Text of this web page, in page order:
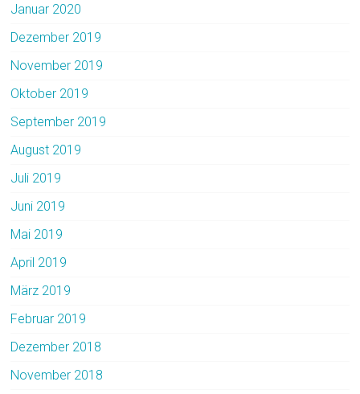
Januar 2020
Dezember 2019
November 2019
Oktober 2019
September 2019
August 2019
Juli 2019
Juni 2019
Mai 2019
April 2019
März 2019
Februar 2019
Dezember 2018
November 2018